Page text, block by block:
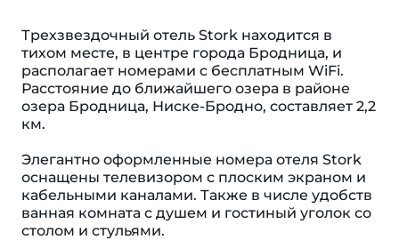
Трехзвездочный отель Stork находится в
тихом месте, в центре города Бродница, и
располагает номерами с бесплатным WiFi.
Расстояние до ближайшего озера в районе
озера Бродница, Ниске-Бродно, составляет 2,2
км.
Элегантно оформленные номера отеля Stork
оснащены телевизором с плоским экраном и
кабельными каналами. Также в числе удобств
ванная комната с душем и гостиный уголок со
столом и стульями.